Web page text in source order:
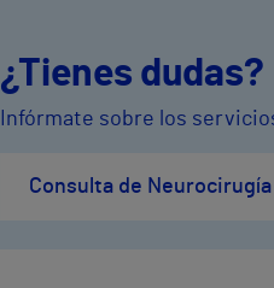
¿Tienes dudas?
Infórmate sobre los
Consulta de Neurocirugía